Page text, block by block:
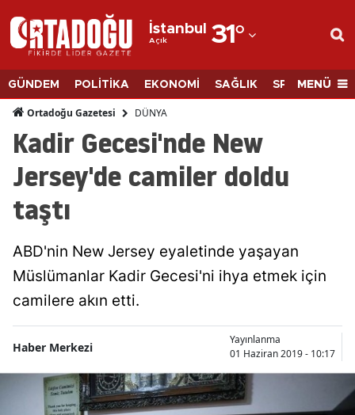
İstanbul
Açık 31°
Adana
Adıyaman
Afyonkarahisar
Ağrı
Amasya
Antalya
Artvin
Bilecik
Bingöl
GÜNDEM POLİTİKA EKONOMİ SAĞLIK SPORMENÜ
Ortadoğu Gazetesi DÜNYA
Kadir Gecesi'nde New
Jersey'de camiler doldu
taştı
ABD'nin New Jersey eyaletinde yaşayan
Müslümanlar Kadir Gecesi'ni ihya etmek için
camilere akın etti.
Haber Merkezi
Yayınlanma
01 Haziran 2019 - 10:17